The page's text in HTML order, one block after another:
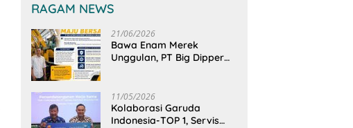
RAGAM NEWS
21/06/2026
Bawa Enam Merek
Unggulan, PT Big Dipper
Pasar di Sulawesi Utara
11/05/2026
Kolaborasi Garuda
Indonesia-TOP 1, Servis